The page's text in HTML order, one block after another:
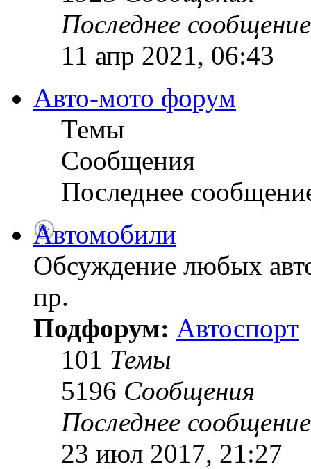
Последнее сообщение
11 апр 2021, 06:43
Авто-мото форум
Темы
Сообщения
Последнее
Автомобили
Обсуждение любых
пр.
Подфорум: Автоспорт
101 Темы
5196 Сообщения
Последнее сообщение
23 июл 2017, 21:27